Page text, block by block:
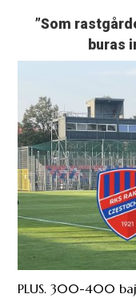
”Som
buras
PLUS. 300-400